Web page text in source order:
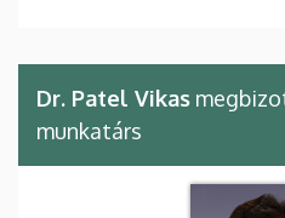
Dr. Patel Vikas
munkatárs